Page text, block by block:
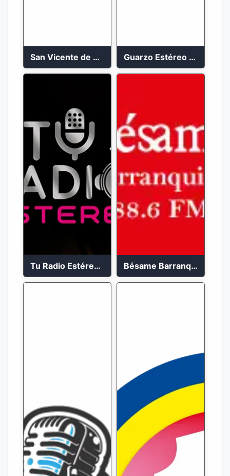
San Vicente de Chucuri 91.2 FM Guarzo Estéreo 24/7
Tu Radio Estéreo 24/7 Bésame Barranquilla en vivo 88.6 FM